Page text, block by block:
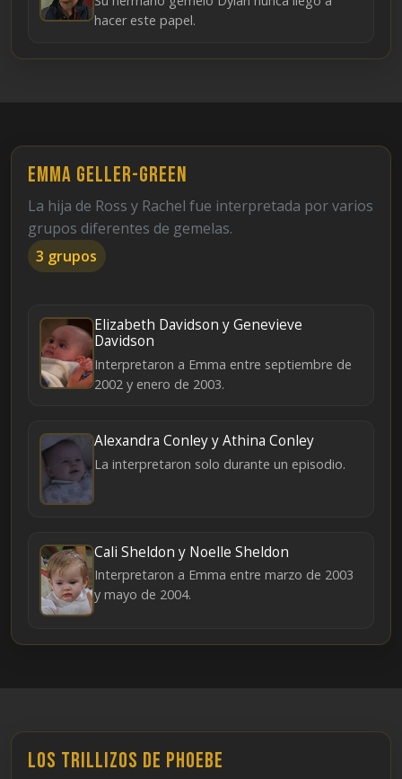
hacer este papel.
Emma Geller-Green
La hija de Ross y Rachel fue interpretada por varios
grupos diferentes de gemelas.
3 grupos
Elizabeth Davidson y Genevieve
Davidson
Interpretaron a Emma entre septiembre de
2002 y enero de 2003.
Alexandra Conley y Athina Conley
La interpretaron solo durante un episodio.
Cali Sheldon y Noelle Sheldon
Interpretaron a Emma entre marzo de 2003
y mayo de 2004.
Los trillizos de Phoebe